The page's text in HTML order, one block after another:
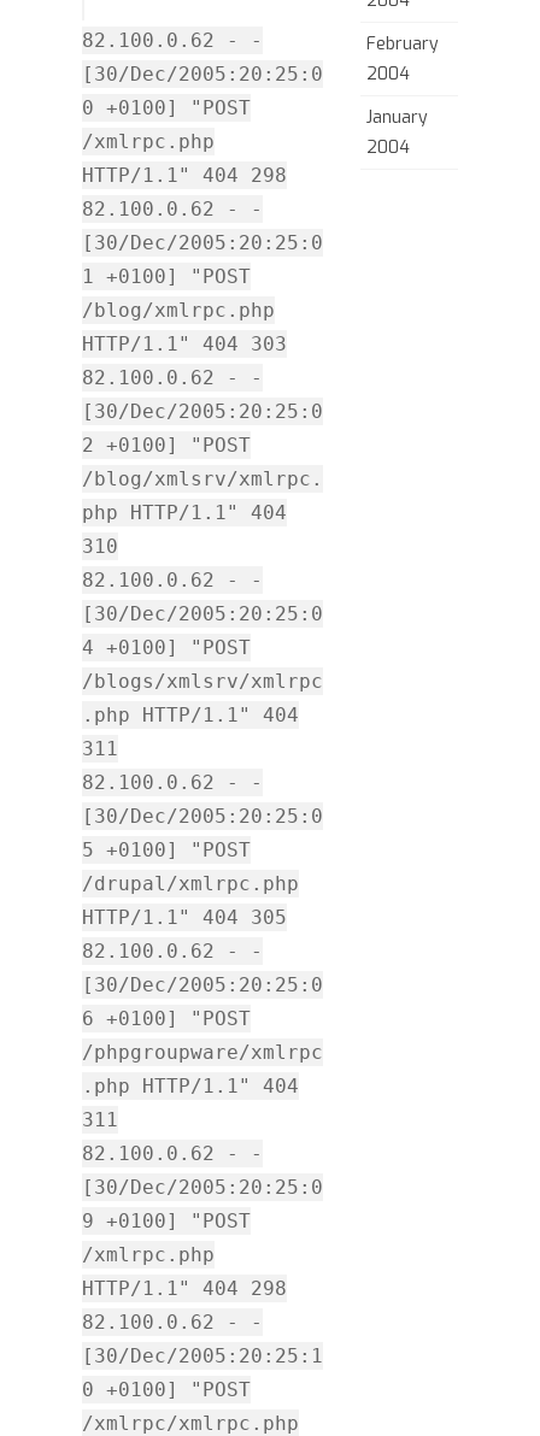
82.100.0.62 - -
[30/Dec/2005:20:25:0
0 +0100] "POST
/xmlrpc.php
HTTP/1.1" 404 298
82.100.0.62 - -
[30/Dec/2005:20:25:0
1 +0100] "POST
/blog/xmlrpc.php
HTTP/1.1" 404 303
82.100.0.62 - -
[30/Dec/2005:20:25:0
2 +0100] "POST
/blog/xmlsrv/xmlrpc.
php HTTP/1.1" 404
310
82.100.0.62 - -
[30/Dec/2005:20:25:0
4 +0100] "POST
/blogs/xmlsrv/xmlrpc
.php HTTP/1.1" 404
311
82.100.0.62 - -
[30/Dec/2005:20:25:0
5 +0100] "POST
/drupal/xmlrpc.php
HTTP/1.1" 404 305
82.100.0.62 - -
[30/Dec/2005:20:25:0
6 +0100] "POST
/phpgroupware/xmlrpc
.php HTTP/1.1" 404
311
82.100.0.62 - -
[30/Dec/2005:20:25:0
9 +0100] "POST
/xmlrpc.php
HTTP/1.1" 404 298
82.100.0.62 - -
[30/Dec/2005:20:25:1
0 +0100] "POST
/xmlrpc/xmlrpc.php
February
2004
January
2004